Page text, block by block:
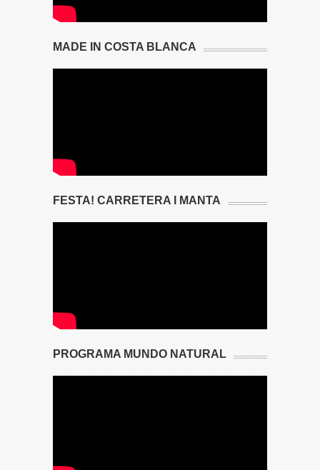
MADE IN COSTA BLANCA
FESTA! CARRETERA I MANTA
PROGRAMA MUNDO NATURAL